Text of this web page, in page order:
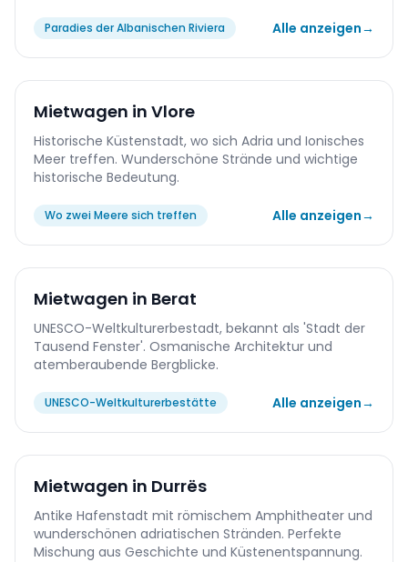
Paradies der Albanischen Riviera Alle anzeigen→
Mietwagen in Vlore
Historische Küstenstadt, wo sich Adria und Ionisches
Meer treffen. Wunderschöne Strände und wichtige
historische Bedeutung.
Wo zwei Meere sich treffen Alle anzeigen→
Mietwagen in Berat
UNESCO-Weltkulturerbestadt, bekannt als 'Stadt der
Tausend Fenster'. Osmanische Architektur und
atemberaubende Bergblicke.
UNESCO-Weltkulturerbestätte Alle anzeigen→
Mietwagen in Durrës
Antike Hafenstadt mit römischem Amphitheater und
wunderschönen adriatischen Stränden. Perfekte
Mischung aus Geschichte und Küstenentspannung.